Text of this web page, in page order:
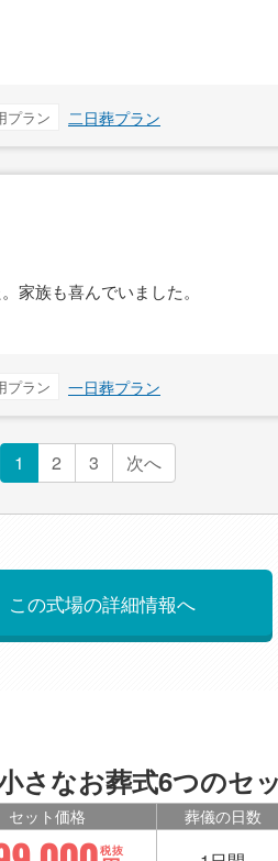
プラン 二日葬プラン
家族も喜んでいました。
プラン 一日葬プラン
1 2 3 次へ
この式場の詳細情報へ
さなお葬式6つのセ
セット価格 葬儀の日数
税抜